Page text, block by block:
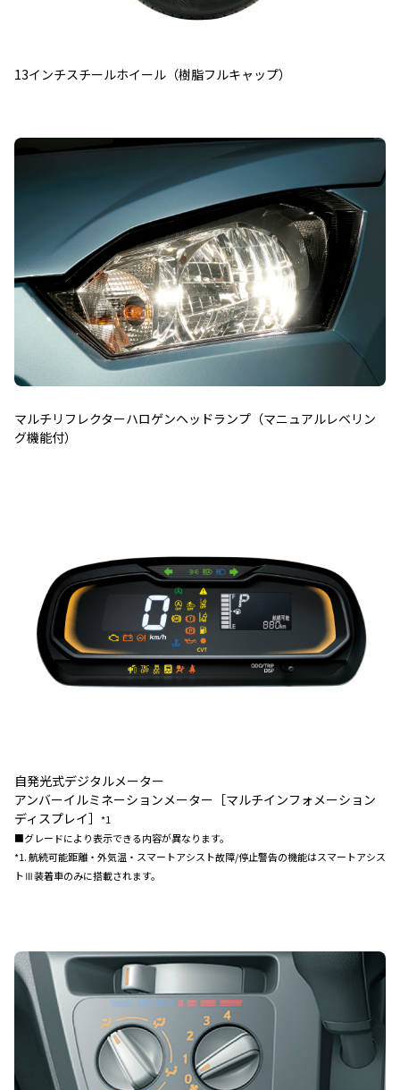
13インチスチールホイール（樹脂フルキャップ）
マルチリフレクターハロゲンヘッドランプ（マニュアルレベリン
グ機能付）
自発光式デジタルメーター
アンバーイルミネーションメーター［マルチインフォメーション
ディスプレイ］
*1
■グレードにより表示できる内容が異なります。
*1. 航続可能距離・外気温・スマートアシスト故障/停止警告の機能はスマートアシス
トⅢ装着車のみに搭載されます。